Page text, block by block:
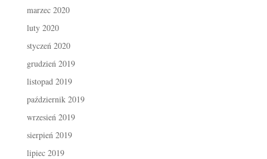
marzec 2020
luty 2020
styczeń 2020
grudzień 2019
listopad 2019
październik 2019
wrzesień 2019
sierpień 2019
lipiec 2019